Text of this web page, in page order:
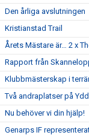
Den årliga avslutningen
Kristianstad Trail
Årets Mästare är… 2 x
Rapport från
Klubbmästerskap i
Två andraplatser på
Nu behöver vi din hjälp!
Genarps IF